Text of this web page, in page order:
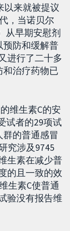
以来就被提议
，当诺贝尔
从早期安慰剂
预防和缓解普
进行了二十多
和治疗药物已
维生素C的安
试者的29项试
的普通感冒
究涉及9745
生素在减少普
的且一致的效
生素C使普通
验没有报告维